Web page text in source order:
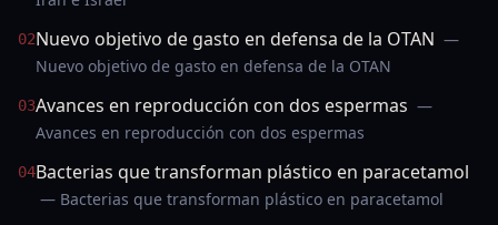
02Nuevo objetivo de gasto en defensa de la OTAN —
Nuevo objetivo de gasto en defensa de la OTAN
03Avances en reproducción con dos espermas —
Avances en reproducción con dos espermas
04Bacterias que transforman plástico en paracetamol
— Bacterias que transforman plástico en paracetamol